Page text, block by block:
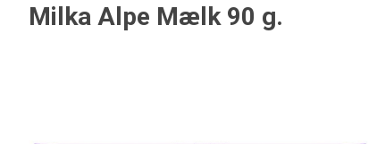
Milka Alpe Mælk 90 g.